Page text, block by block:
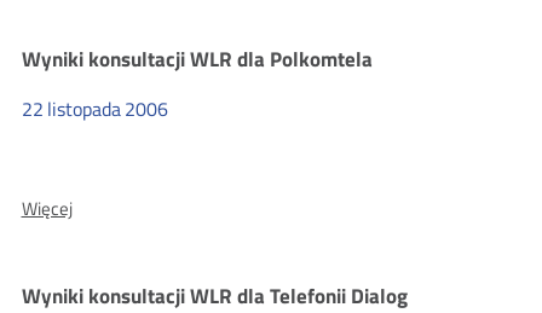
decyzji
rynku
9
Wyniki konsultacji WLR dla Polkomtela
22 listopada2006
WięcejO:
dla
Wyniki konsultacji WLR dla Telefonii Dialog